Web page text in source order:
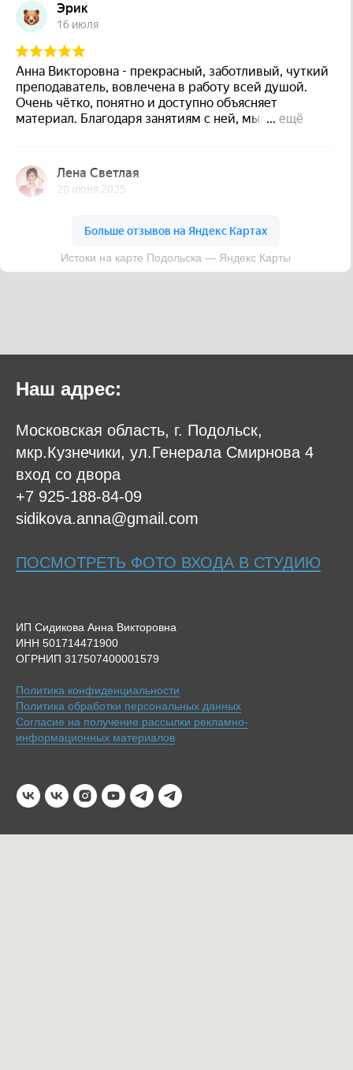
Наш адрес:
Московская область, г. Подольск,
мкр.Кузнечики, ул.Генерала Смирнова 4
вход со двора
+7 925-188-84-09
sidikova.anna@gmail.com
ПОСМОТРЕТЬ ФОТО ВХОДА В СТУДИЮ
ИП Сидикова Анна Викторовна
ИНН 501714471900
ОГРНИП 317507400001579
Политика конфиденциальности
Политика обработки персональных данных
Согласие на получение рассылки рекламно-
информационных материалов